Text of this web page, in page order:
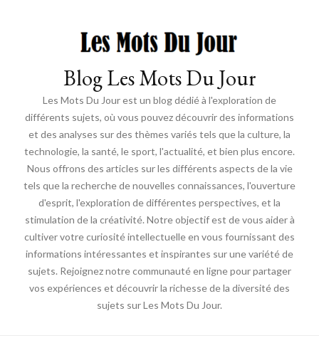
Blog Les Mots Du Jour
Les Mots Du Jour est un blog dédié à l'exploration de
différents sujets, où vous pouvez découvrir des informations
et des analyses sur des thèmes variés tels que la culture, la
technologie, la santé, le sport, l'actualité, et bien plus encore.
Nous offrons des articles sur les différents aspects de la vie
tels que la recherche de nouvelles connaissances, l'ouverture
d'esprit, l'exploration de différentes perspectives, et la
stimulation de la créativité. Notre objectif est de vous aider à
cultiver votre curiosité intellectuelle en vous fournissant des
informations intéressantes et inspirantes sur une variété de
sujets. Rejoignez notre communauté en ligne pour partager
vos expériences et découvrir la richesse de la diversité des
sujets sur Les Mots Du Jour.